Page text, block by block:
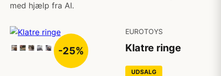
med hjælp fra AI.
-25%
EUROTOYS
Klatre ringe
UDSALG